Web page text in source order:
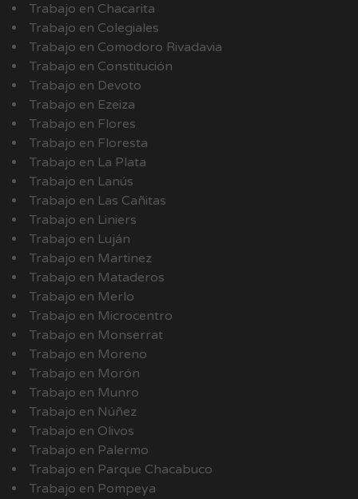
Trabajo en Chacarita
Trabajo en Colegiales
Trabajo en Comodoro Rivadavia
Trabajo en Constitución
Trabajo en Devoto
Trabajo en Ezeiza
Trabajo en Flores
Trabajo en Floresta
Trabajo en La Plata
Trabajo en Lanús
Trabajo en Las Cañitas
Trabajo en Liniers
Trabajo en Luján
Trabajo en Martinez
Trabajo en Mataderos
Trabajo en Merlo
Trabajo en Microcentro
Trabajo en Monserrat
Trabajo en Moreno
Trabajo en Morón
Trabajo en Munro
Trabajo en Núñez
Trabajo en Olivos
Trabajo en Palermo
Trabajo en Parque Chacabuco
Trabajo en Pompeya